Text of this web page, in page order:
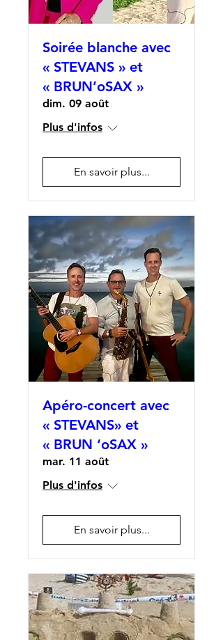
Soirée blanche avec
« STEVANS » et
« BRUN’oSAX »
dim. 09 août
Plus d'infos
En savoir plus...
Apéro-concert avec
« STEVANS» et
« BRUN ‘oSAX »
mar. 11 août
Plus d'infos
En savoir plus...